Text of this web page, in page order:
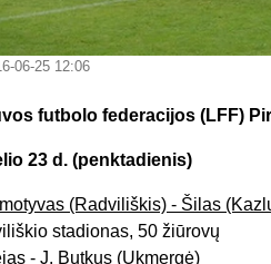
06-25 12:06
futbolo federacijos (LFF)
23 d. (penktadienis)
(Radviliškis) - Šilas
stadionas, 50 žiūrovų
- J. Butkus (Ukmergė)